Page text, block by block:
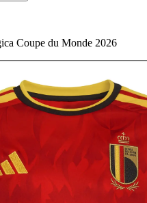
Coupe du Monde 2026